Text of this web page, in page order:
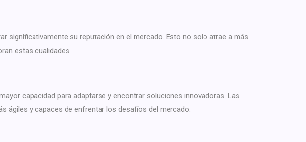
significativamente su reputación en el mercado. Esto no solo atrae a más
estas cualidades.
capacidad para adaptarse y encontrar soluciones innovadoras. Las
ágiles y capaces de enfrentar los desafíos del mercado.